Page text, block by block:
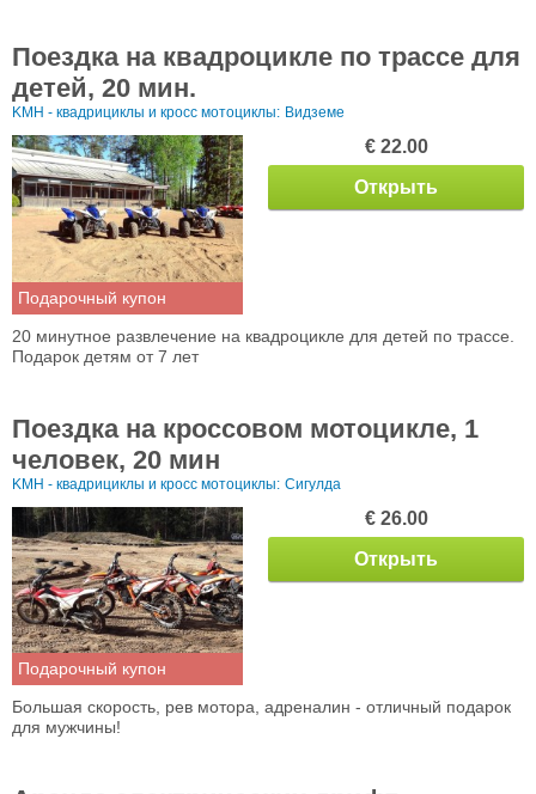
Поездка на квадроцикле по трассе для
детей, 20 мин.
KMH - квадрициклы и кросс мотоциклы: Видземе
Подарочный купон
€ 22.00
Открыть
20 минутное развлечение на квадроцикле для детей по трассе.
Подарок детям от 7 лет
Поездка на кроссовом мотоцикле, 1
человек, 20 мин
KMH - квадрициклы и кросс мотоциклы: Сигулда
Подарочный купон
€ 26.00
Открыть
Большая скорость, рев мотора, адреналин - oтличный подарок
для мужчины!